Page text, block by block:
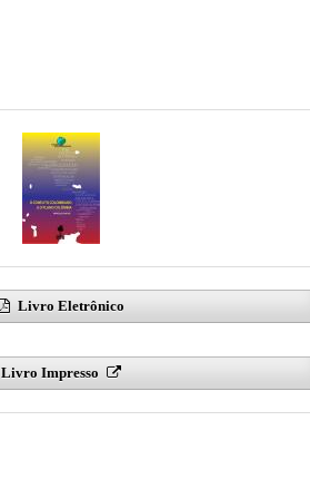
Livro Eletrônico
Livro Impresso